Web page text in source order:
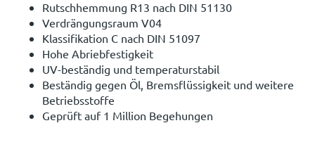
Rutschhemmung R13 nach DIN 51130
Verdrängungsraum V04
Klassifikation C nach DIN 51097
Hohe Abriebfestigkeit
UV-beständig und temperaturstabil
Beständig gegen Öl, Bremsflüssigkeit und weitere
Betriebsstoffe
Geprüft auf 1 Million Begehungen